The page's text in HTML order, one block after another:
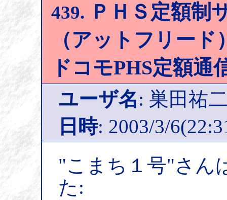
439. ＰＨＳ定額制
（アットフリー
ドコモPHS定額通
ユーザ名: 巣田祐
日時: 2003/3/
"こまち１号"さん
た: